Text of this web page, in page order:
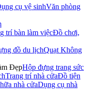
cụ vệ sinhVăn phòng
trí bàn làm việcĐồ chơi,
đồ du lịchQuạt Không
ĐẹpHộp đựng trang sức
Trang trí nhà cửaĐồ tiện
nhà cửaDụng cụ nhà